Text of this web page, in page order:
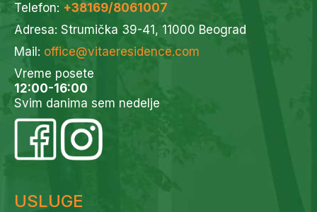
Telefon: +38169/8061007
Adresa: Strumička 39-41, 11000 Beograd
Mail: office@vitaeresidence.com
Vreme posete
12:00-16:00
Svim danima sem nedelje
USLUGE